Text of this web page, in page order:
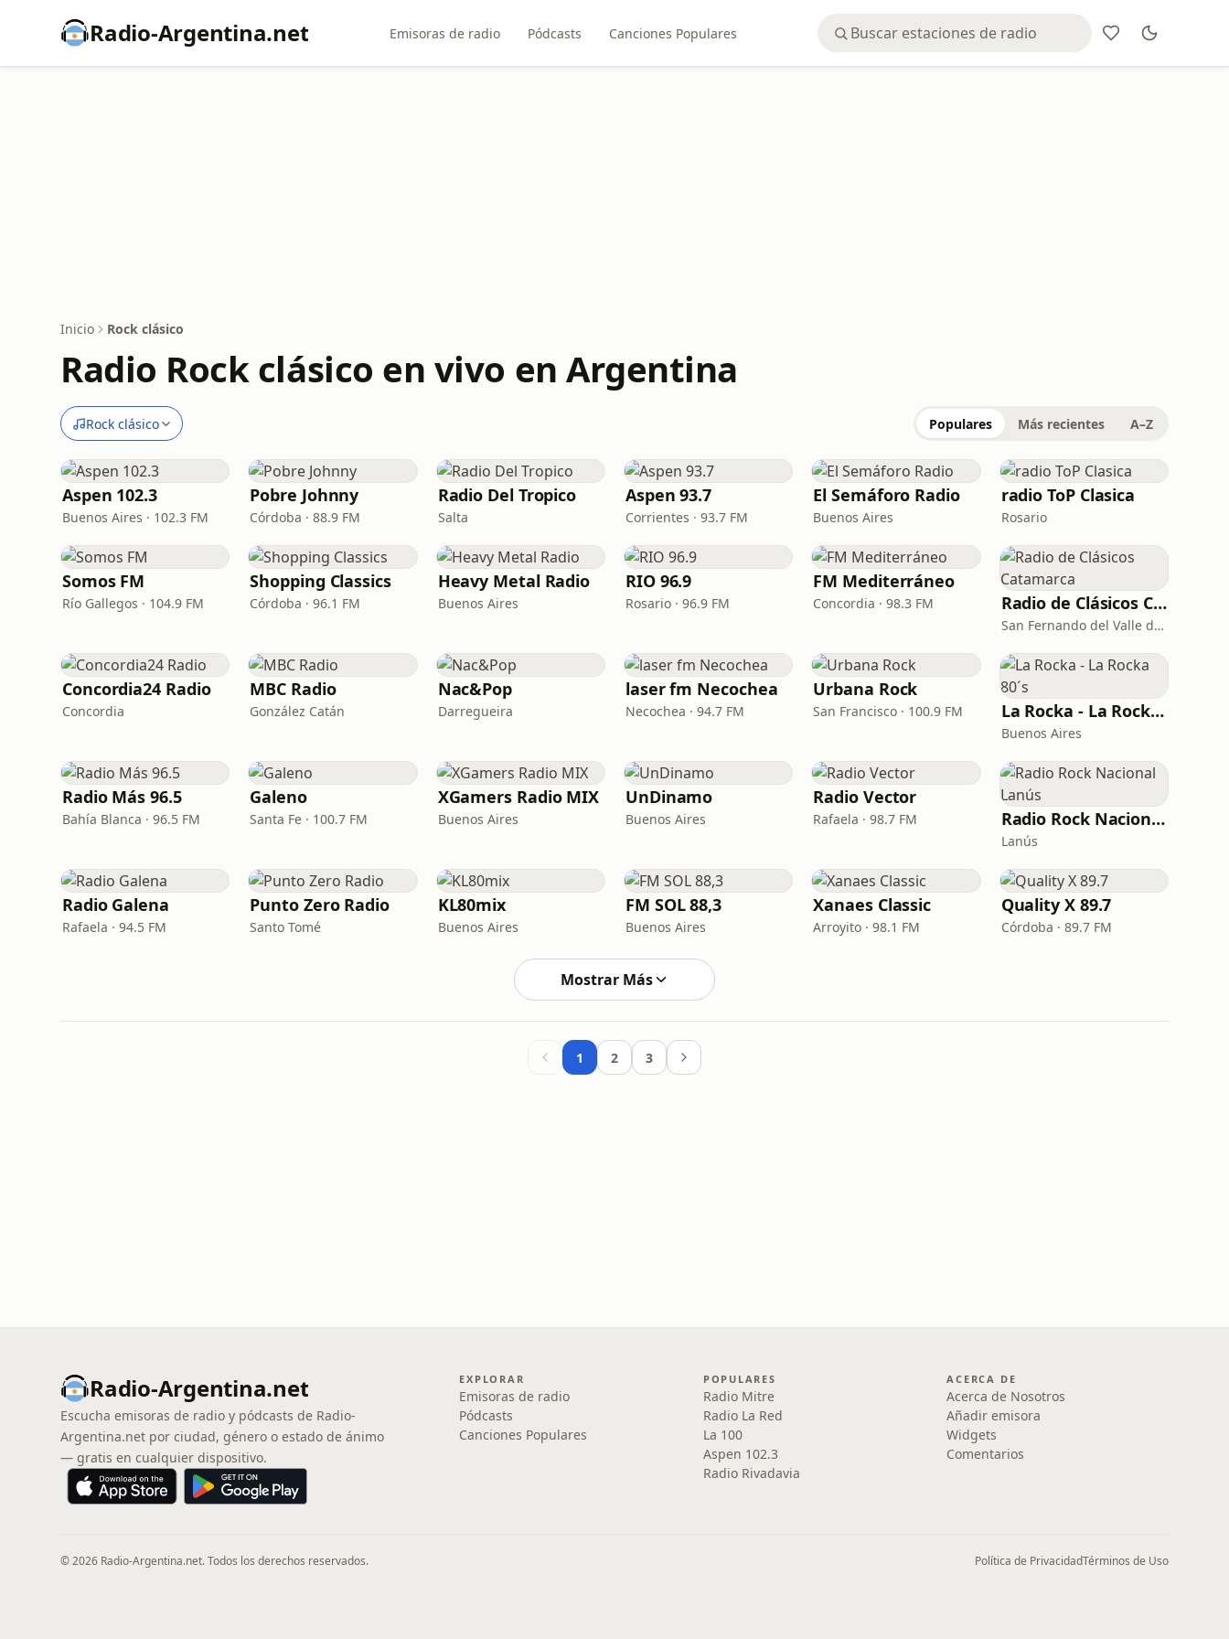
Radio-Argentina.net Emisoras de radio Pódcasts Canciones Populares
Inicio Rock clásico
Radio Rock clásico en vivo en Argentina
Rock clásico Populares Más recientes A–Z
Aspen 102.3
Buenos Aires · 102.3 FM
Pobre Johnny
Córdoba · 88.9 FM
Radio Del Tropico
Salta
Aspen 93.7
Corrientes · 93.7 FM
El Semáforo Radio
Buenos Aires
radio ToP Clasica
Rosario
Somos FM
Río Gallegos · 104.9 FM
Shopping Classics
Córdoba · 96.1 FM
Heavy Metal Radio
Buenos Aires
RIO 96.9
Rosario · 96.9 FM
FM Mediterráneo
Concordia · 98.3 FM Radio de Clásicos Catamarca
San Fernando del Valle de Catamarca · 93.5 FM
Concordia24 Radio
Concordia
MBC Radio
González Catán
Nac&Pop
Darregueira
laser fm Necochea
Necochea · 94.7 FM
Urbana Rock
San Francisco · 100.9 FM La Rocka - La Rocka 80´s
Buenos Aires
Radio Más 96.5
Bahía Blanca · 96.5 FM
Galeno
Santa Fe · 100.7 FM
XGamers Radio MIX
Buenos Aires
UnDinamo
Buenos Aires
Radio Vector
Rafaela · 98.7 FM Radio Rock Nacional Lanús
Lanús
Radio Galena
Rafaela · 94.5 FM
Punto Zero Radio
Santo Tomé
KL80mix
Buenos Aires
FM SOL 88,3
Buenos Aires
Xanaes Classic
Arroyito · 98.1 FM
Quality X 89.7
Córdoba · 89.7 FM
Mostrar Más
1 2 3
Radio-Argentina.net
Escucha emisoras de radio y pódcasts de Radio-
Argentina.net por ciudad, género o estado de ánimo
— gratis en cualquier dispositivo.
EXPLORAR
Emisoras de radio
Pódcasts
Canciones Populares
POPULARES
Radio Mitre
Radio La Red
La 100
Aspen 102.3
Radio Rivadavia
ACERCA DE
Acerca de Nosotros
Añadir emisora
Widgets
Comentarios
© 2026 Radio-Argentina.net. Todos los derechos reservados. Política de PrivacidadTérminos de Uso